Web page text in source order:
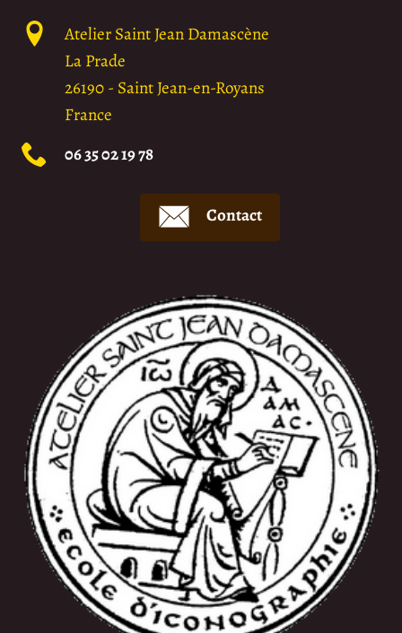
Atelier Saint Jean Damascène
La Prade
26190- Saint Jean-en-Royans
France
06 35 02 19 78
Contact